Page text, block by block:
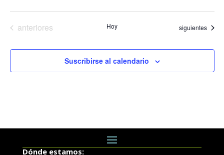
Eventos
anteriores Hoy Eventos
siguientes
Suscribirse al calendario
Dónde estamos: